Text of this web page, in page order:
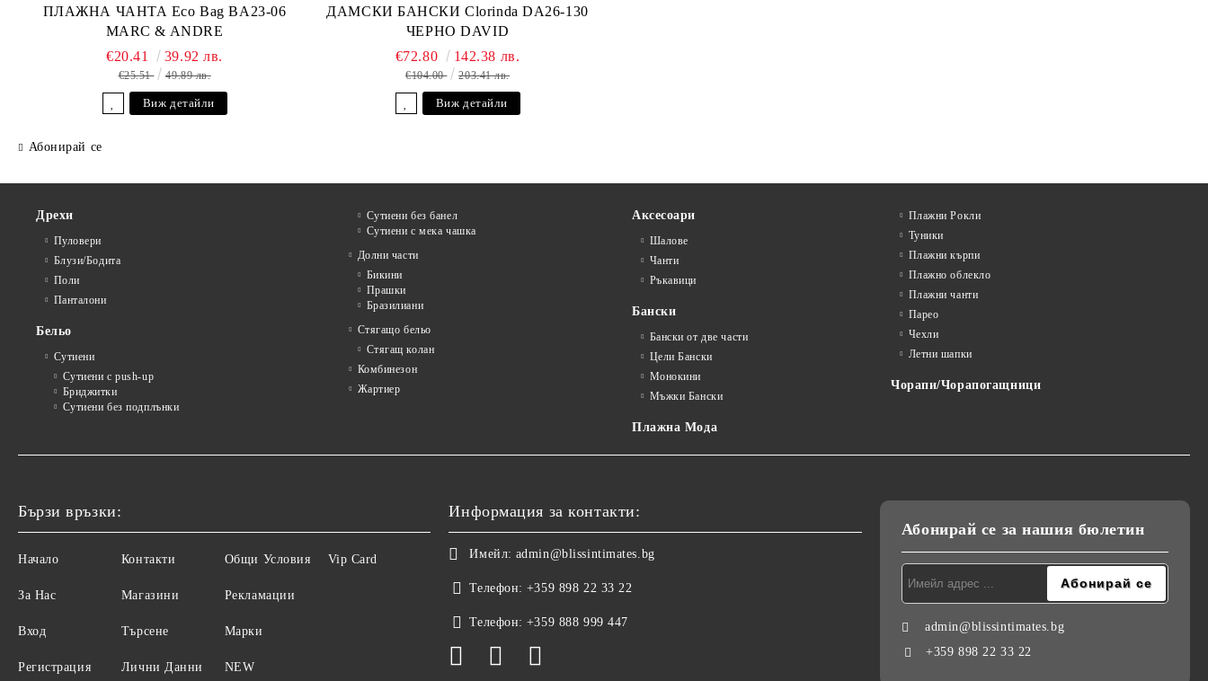
ПЛАЖНА ЧАНТА Eco Bag BA23-06
MARC & ANDRE
€20.41 39.92 лв.
€25.51 49.89 лв.
Виж детайли
ДАМСКИ БАНСКИ Clorinda DA26-130
ЧЕРНО DAVID
€72.80 142.38 лв.
€104.00 203.41 лв.
Виж детайли
Абонирай се
Дрехи
Пуловери
Блузи/Бодита
Поли
Панталони
Бельо
Сутиени
Сутиени с push-up
Бриджитки
Сутиени без подплънки
Сутиени без банел
Сутиени с мека чашка
Долни части
Бикини
Прашки
Бразилиани
Стягащо бельо
Стягащ колан
Комбинезон
Жартиер
Аксесоари
Шалове
Чанти
Ръкавици
Бански
Бански от две части
Цели Бански
Монокини
Мъжки Бански
Плажна Мода
Плажни Рокли
Туники
Плажни кърпи
Плажно облекло
Плажни чанти
Парео
Чехли
Летни шапки
Чорапи/Чорапогащници
Бързи връзки:
Начало
За Нас
Вход
Регистрация
Контакти
Магазини
Търсене
Лични Данни
Общи Условия
Рекламации
Марки
NEW
Vip Card
Информация за контакти:
Имейл: admin@blissintimates.bg
Телефон: +359 898 22 33 22
Телефон: +359 888 999 447
Абонирай се за нашия бюлетин
admin@blissintimates.bg
+359 898 22 33 22